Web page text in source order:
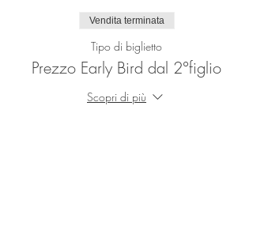
Vendita terminata
Tipo di biglietto
Prezzo Early Bird dal 2°figlio
Scopri di più